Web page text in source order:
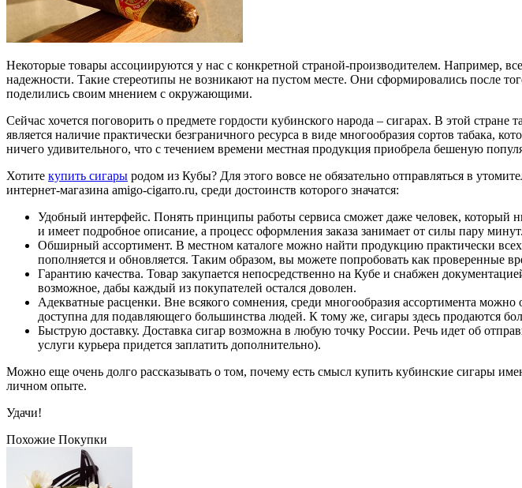
Некоторые товары ассоциируются у нас с конкретной страной-производителем.
надежности. Такие стереотипы не возникают на пустом месте. Они сформировались после
поделились своим мнением с окружающими.
Сейчас хочется поговорить о предмете гордости кубинского народа – сигарах. В этой
является наличие практически безграничного ресурса в виде многообразия сортов
ничего удивительного, что с течением времени местная продукция приобрела бешеную
Хотите купить сигары родом из Кубы? Для этого вовсе не обязательно отправляться в
интернет-магазина amigo-cigarro.ru, среди достоинств которого значатся:
Удобный интерфейс. Понять принципы работы сервиса сможет даже человек, который
и имеет подробное описание, а процесс оформления заказа занимает от силы пару минут.
Обширный ассортимент. В местном каталоге можно найти продукцию практически
пополняется и обновляется. Таким образом, вы можете попробовать как проверенные
Гарантию качества. Товар закупается непосредственно на Кубе и снабжен
возможное, дабы каждый из покупателей остался доволен.
Адекватные расценки. Вне всякого сомнения, среди многообразия ассортимента можно
доступна для подавляющего большинства людей. К тому же, сигары здесь продаются
Быструю доставку. Доставка сигар возможна в любую точку России. Речь идет об
услуги курьера придется заплатить дополнительно).
Можно еще очень долго рассказывать о том, почему есть смысл купить кубинские сигары
личном опыте.
Удачи!
Похожие Покупки